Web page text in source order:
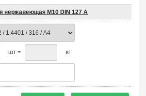
нержавеющая М10 DIN 127 A
шт = кг